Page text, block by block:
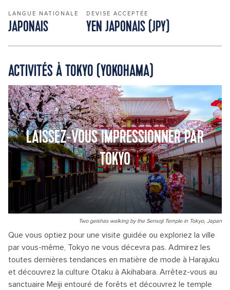
LANGUE NATIONALE
JAPONAIS
DEVISE ACCEPTÉE
YEN JAPONAIS (JPY)
ACTIVITÉS À TOKYO (YOKOHAMA)
LAISSEZ-VOUS IMPRESSIONNER PAR
TOKYO
Two geishas walking by the Sensoji Temple in Tokyo, Japan
Que vous optiez pour une visite guidée ou exploriez la ville
par vous-même, Tokyo ne vous décevra pas. Admirez les
toutes dernières tendances en matière de mode à Harajuku
et découvrez la culture Otaku à Akihabara. Arrêtez-vous au
sanctuaire Meiji entouré de forêts et découvrez le temple